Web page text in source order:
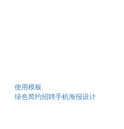
使用模板
绿色简约招聘手机海报设计